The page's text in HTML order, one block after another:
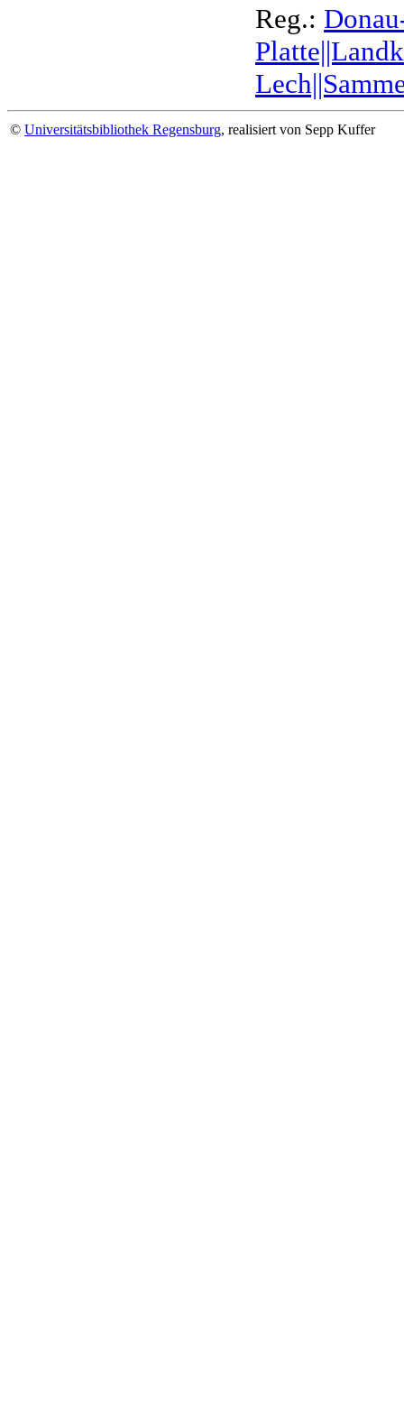
Reg.:
© Universitätsbibliothek Regensburg, realisiert von Sepp Kuffer